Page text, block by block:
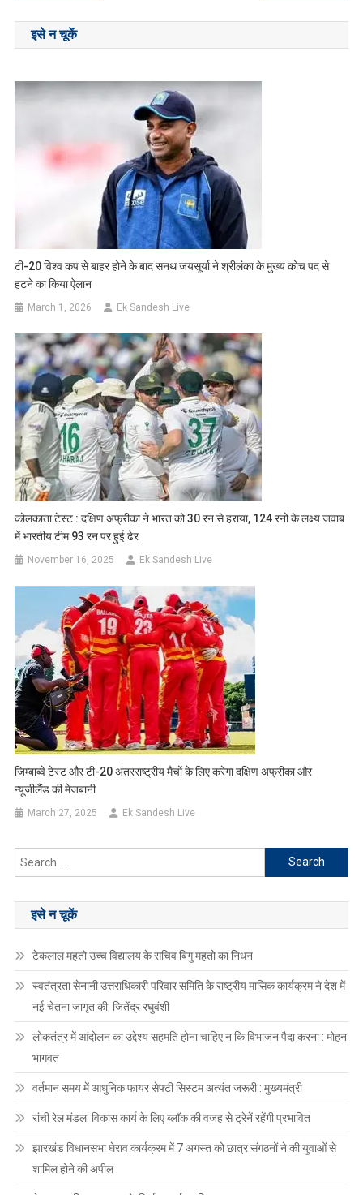
navigation
इसे न चूकें
टी-20 विश्व कप से बाहर होने के बाद सनथ जयसूर्या ने श्रीलंका के मुख्य कोच पद से
हटने का किया ऐलान
March 1, 2026 Ek Sandesh Live
कोलकाता टेस्ट : दक्षिण अफ्रीका ने भारत को 30 रन से हराया, 124 रनों के लक्ष्य जवाब
में भारतीय टीम 93 रन पर हुई ढेर
November 16, 2025 Ek Sandesh Live
जिम्बाब्वे टेस्ट और टी-20 अंतरराष्ट्रीय मैचों के लिए करेगा दक्षिण अफ्रीका और
न्यूजीलैंड की मेजबानी
March 27, 2025 Ek Sandesh Live
Search
for:
इसे न चूकें
टेकलाल महतो उच्च विद्यालय के सचिव बिगु महतो का निधन
स्वतंत्रता सेनानी उत्तराधिकारी परिवार समिति के राष्ट्रीय मासिक कार्यक्रम ने देश में
नई चेतना जागृत की: जितेंद्र रघुवंशी
लोकतंत्र में आंदोलन का उद्देश्य सहमति होना चाहिए न कि विभाजन पैदा करना : मोहन
भागवत
वर्तमान समय में आधुनिक फायर सेफ्टी सिस्टम अत्यंत जरूरी : मुख्यमंत्री
रांची रेल मंडल: विकास कार्य के लिए ब्लॉक की वजह से ट्रेनें रहेंगी प्रभावित
झारखंड विधानसभा घेराव कार्यक्रम में 7 अगस्त को छात्र संगठनों ने की युवाओं से
शामिल होने की अपील